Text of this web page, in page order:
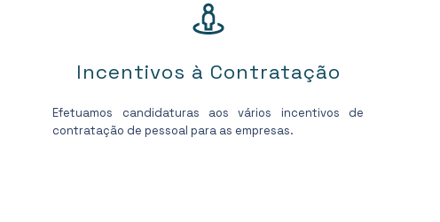
Incentivos à Contratação
Efetuamos candidaturas aos vários incentivos de
contratação de pessoal para as empresas.